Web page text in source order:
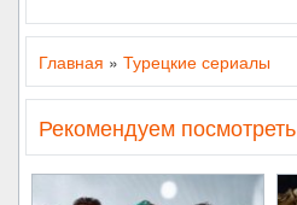
Главная » Турецкие сериалы
Рекомендуем посмотреть